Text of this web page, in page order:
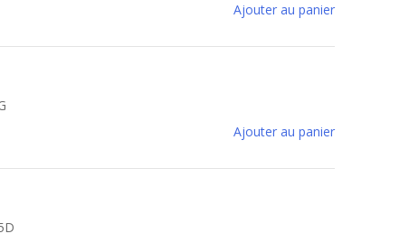
Ajouter au panier
Ajouter au panier